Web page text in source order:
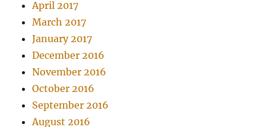
April 2017
March 2017
January 2017
December 2016
November 2016
October 2016
September 2016
August 2016